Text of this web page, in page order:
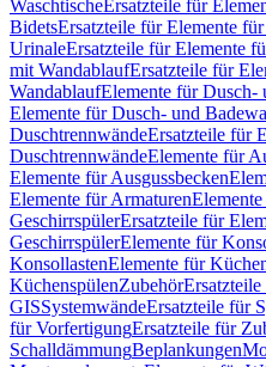
WaschtischeErsatzteile für
BidetsErsatzteile für Elemente
UrinaleErsatzteile für Elemente
mit WandablaufErsatzteile für
WandablaufElemente für Dusch-
Elemente für Dusch- und
DuschtrennwändeErsatzteile für
DuschtrennwändeElemente für
Elemente für Ausgussbecken
Elemente für Armaturen
GeschirrspülerErsatzteile für
GeschirrspülerElemente für
KonsollastenElemente für
KüchenspülenZubehör
GISSystemwändeErsatzteile für
für VorfertigungErsatzteile für
SchalldämmungBeplankungen